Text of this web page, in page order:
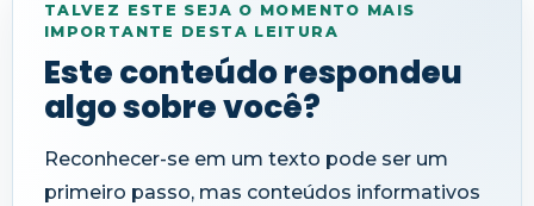
TALVEZ ESTE SEJA O MOMENTO MAIS
IMPORTANTE DESTA LEITURA
Este conteúdo respondeu
algo sobre você?
Reconhecer-se em um texto pode ser um
primeiro passo, mas conteúdos informativos